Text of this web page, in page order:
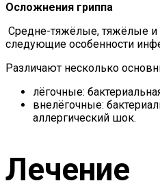
Осложнения гриппа
Средне-тяжёлые, тяжёлые и
следующие особенности
Различают несколько
лёгочные:
внелёгочные:
аллергический шок.
Лечение